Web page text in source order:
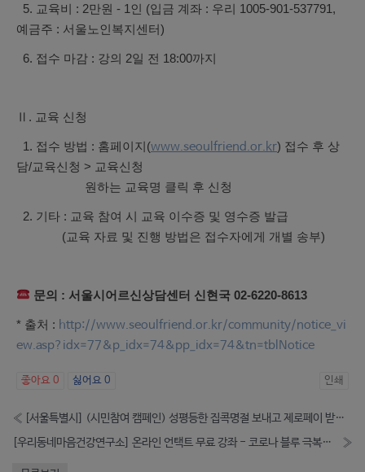
5. 교육비 : 2만원 - 1인 (입금 계좌 : 우리 1005-901-537791,
예금주 : 서울노인복지센터)
6. 접수 마감 : 강의 2일 전 18:00까지
Ⅱ. 교육 신청
1. 접수 방법 : 홈페이지(www.seoulfriend.or.kr) 접수 후 상
담/교육신청 > 교육신청
원하는 교육명 클릭 후 신청
2. 기타 : 교육 참여 시 교육 이수증 및 영수증 발급
(교육 자료 및 진행 방법은 접수자에게 개별 송부)
문의 : 서울시어르신상담센터 신현국 02-6220-8613
* 출처 : http://www.seoulfriend.or.kr/community/notice_vi
ew.asp?idx=77&p_idx=74&pp_idx=74&tn=tblNotice
좋아요 0 싫어요 0 인쇄
«
[서울특별시] (시민참여 캠페인) 성평등한 집콕명절 보내고 제로페이 받자! (-10.11)
[우리동네마음건강연구소] 온라인 언택트 무료 강좌 - 코로나 블루 극복하기 (-10.12)
»